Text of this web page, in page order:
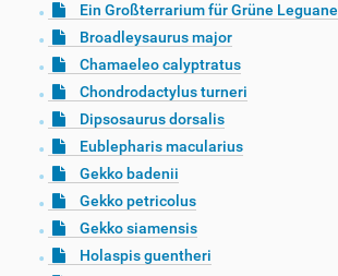
Ein Großterrarium für Grüne Leguane
Broadleysaurus major
Chamaeleo calyptratus
Chondrodactylus turneri
Dipsosaurus dorsalis
Eublepharis macularius
Gekko badenii
Gekko petricolus
Gekko siamensis
Holaspis guentheri